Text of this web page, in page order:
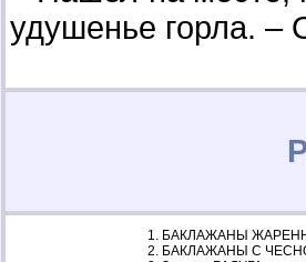
удушенье горла. –
БАКЛАЖАНЫ
БАКЛАЖАНЫ С